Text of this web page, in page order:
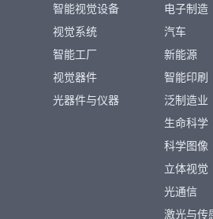
智能视觉设备
视觉系统
智能工厂
视觉器件
光器件与仪器
电子制造
汽车
新能源
智能印刷
泛制造业
生命科学
科学图像
立体视觉
光通信
激光与传